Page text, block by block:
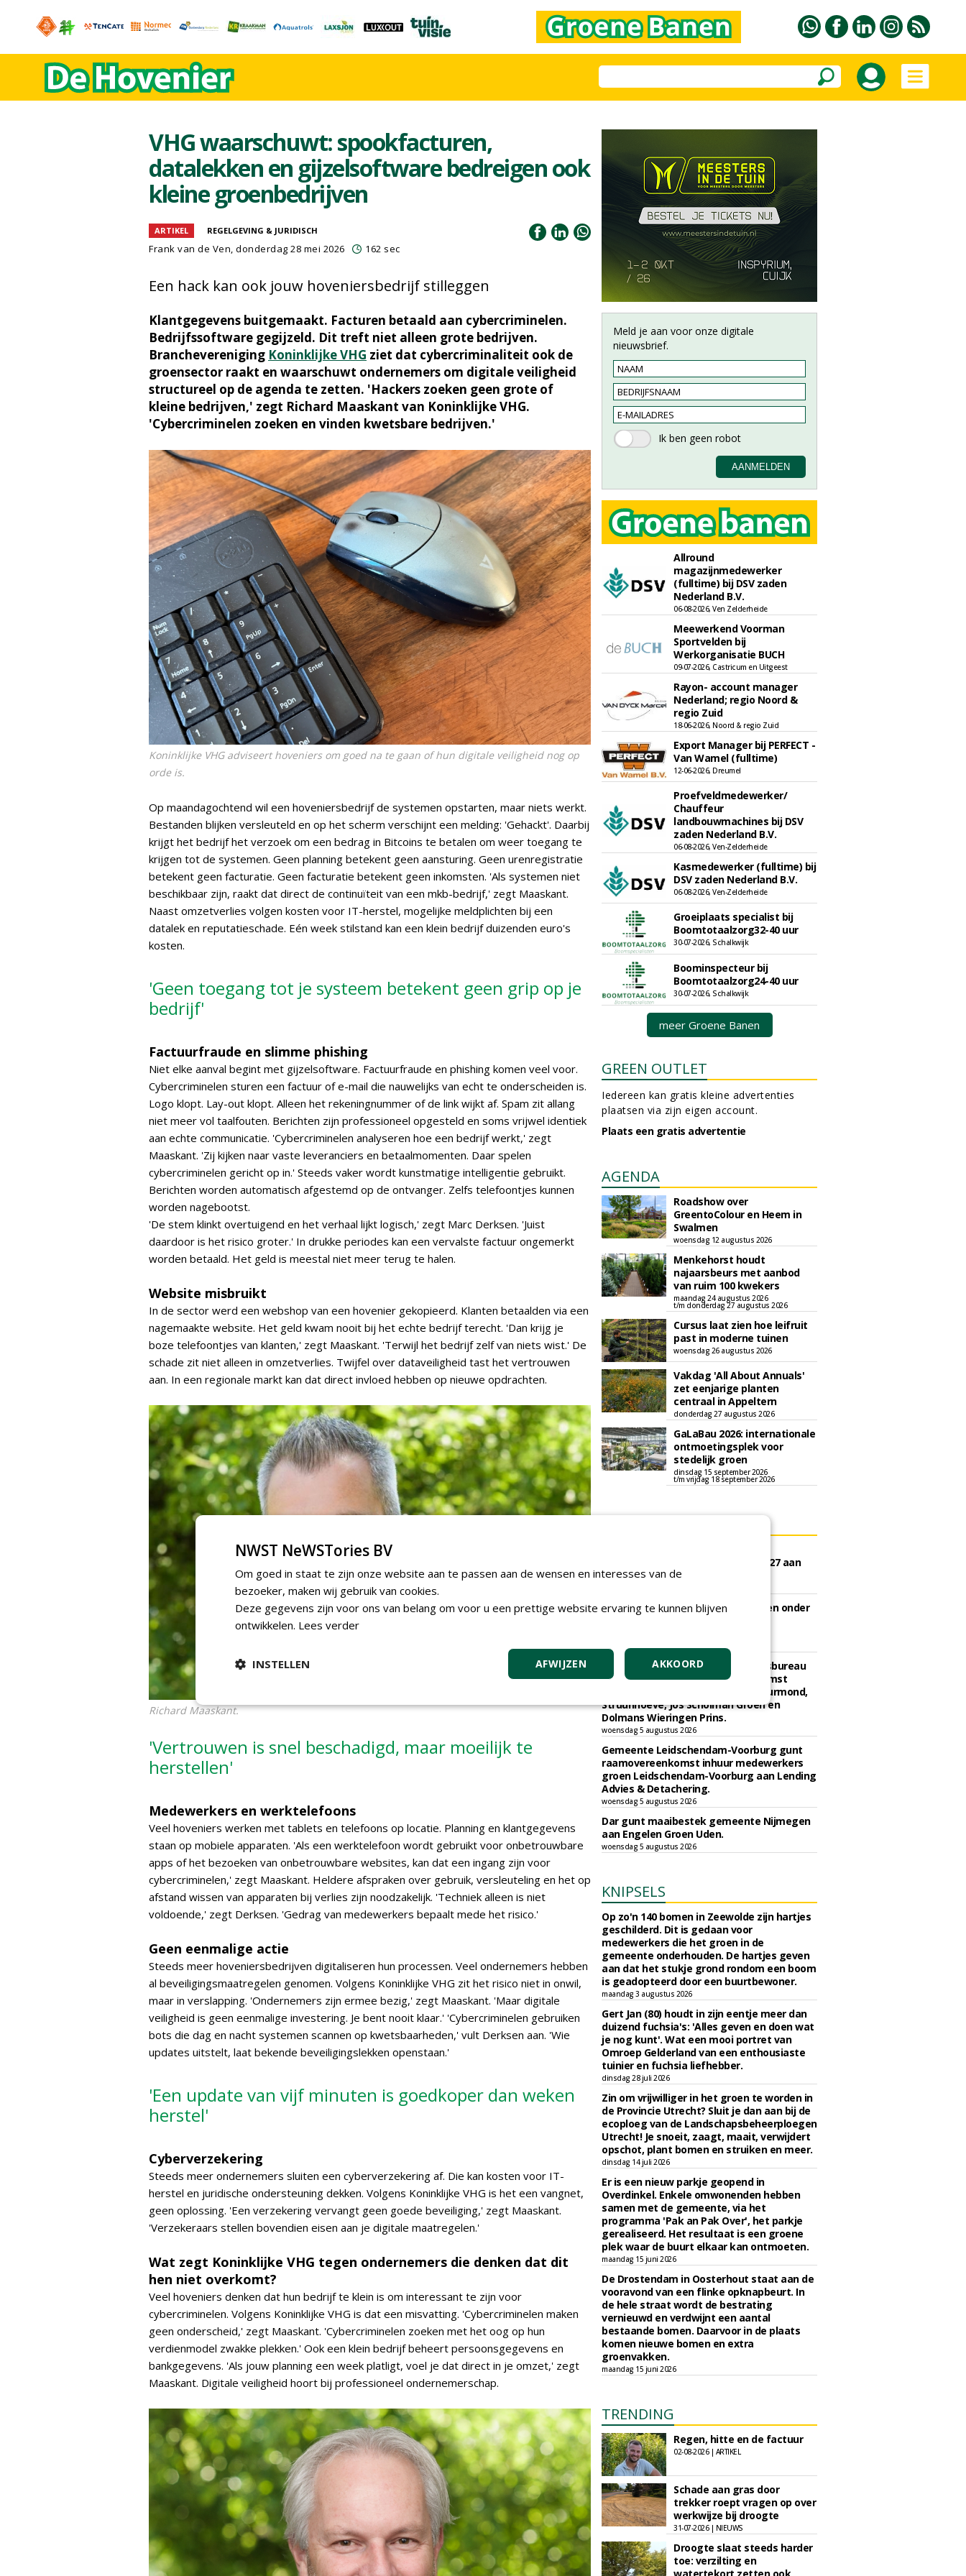
VHG waarschuwt: spookfacturen,
datalekken en gijzelsoftware bedreigen ook
kleine groenbedrijven
ARTIKEL REGELGEVING & JURIDISCH
Frank van de Ven, donderdag 28 mei 2026 162 sec
Een hack kan ook jouw hoveniersbedrijf stilleggen
Klantgegevens buitgemaakt. Facturen betaald aan cybercriminelen.
Bedrijfssoftware gegijzeld. Dit treft niet alleen grote bedrijven.
Branchevereniging Koninklijke VHG ziet dat cybercriminaliteit ook de
groensector raakt en waarschuwt ondernemers om digitale veiligheid
structureel op de agenda te zetten. 'Hackers zoeken geen grote of
kleine bedrijven,' zegt Richard Maaskant van Koninklijke VHG.
'Cybercriminelen zoeken en vinden kwetsbare bedrijven.'
Koninklijke VHG adviseert hoveniers om goed na te gaan of hun digitale veiligheid nog op
orde is.
Op maandagochtend wil een hoveniersbedrijf de systemen opstarten, maar niets werkt.
Bestanden blijken versleuteld en op het scherm verschijnt een melding: 'Gehackt'. Daarbij
krijgt het bedrijf het verzoek om een bedrag in Bitcoins te betalen om weer toegang te
krijgen tot de systemen. Geen planning betekent geen aansturing. Geen urenregistratie
betekent geen facturatie. Geen facturatie betekent geen inkomsten. 'Als systemen niet
beschikbaar zijn, raakt dat direct de continuïteit van een mkb-bedrijf,' zegt Maaskant.
Naast omzetverlies volgen kosten voor IT-herstel, mogelijke meldplichten bij een
datalek en reputatieschade. Eén week stilstand kan een klein bedrijf duizenden euro's
kosten.
'Geen toegang tot je systeem betekent geen grip op je
bedrijf'
Factuurfraude en slimme phishing
Niet elke aanval begint met gijzelsoftware. Factuurfraude en phishing komen veel voor.
Cybercriminelen sturen een factuur of e-mail die nauwelijks van echt te onderscheiden is.
Logo klopt. Lay-out klopt. Alleen het rekeningnummer of de link wijkt af. Spam zit allang
niet meer vol taalfouten. Berichten zijn professioneel opgesteld en soms vrijwel identiek
aan echte communicatie. 'Cybercriminelen analyseren hoe een bedrijf werkt,' zegt
Maaskant. 'Zij kijken naar vaste leveranciers en betaalmomenten. Daar spelen
cybercriminelen gericht op in.' Steeds vaker wordt kunstmatige intelligentie gebruikt.
Berichten worden automatisch afgestemd op de ontvanger. Zelfs telefoontjes kunnen
worden nagebootst.
'De stem klinkt overtuigend en het verhaal lijkt logisch,' zegt Marc Derksen. 'Juist
daardoor is het risico groter.' In drukke periodes kan een vervalste factuur ongemerkt
worden betaald. Het geld is meestal niet meer terug te halen.
Website misbruikt
In de sector werd een webshop van een hovenier gekopieerd. Klanten betaalden via een
nagemaakte website. Het geld kwam nooit bij het echte bedrijf terecht. 'Dan krijg je
boze telefoontjes van klanten,' zegt Maaskant. 'Terwijl het bedrijf zelf van niets wist.' De
schade zit niet alleen in omzetverlies. Twijfel over dataveiligheid tast het vertrouwen
aan. In een regionale markt kan dat direct invloed hebben op nieuwe opdrachten.
Richard Maaskant.
'Vertrouwen is snel beschadigd, maar moeilijk te
herstellen'
Medewerkers en werktelefoons
Veel hoveniers werken met tablets en telefoons op locatie. Planning en klantgegevens
staan op mobiele apparaten. 'Als een werktelefoon wordt gebruikt voor onbetrouwbare
apps of het bezoeken van onbetrouwbare websites, kan dat een ingang zijn voor
cybercriminelen,' zegt Maaskant. Heldere afspraken over gebruik, versleuteling en het op
afstand wissen van apparaten bij verlies zijn noodzakelijk. 'Techniek alleen is niet
voldoende,' zegt Derksen. 'Gedrag van medewerkers bepaalt mede het risico.'
Geen eenmalige actie
Steeds meer hoveniersbedrijven digitaliseren hun processen. Veel ondernemers hebben
al beveiligingsmaatregelen genomen. Volgens Koninklijke VHG zit het risico niet in onwil,
maar in verslapping. 'Ondernemers zijn ermee bezig,' zegt Maaskant. 'Maar digitale
veiligheid is geen eenmalige investering. Je bent nooit klaar.' 'Cybercriminelen gebruiken
bots die dag en nacht systemen scannen op kwetsbaarheden,' vult Derksen aan. 'Wie
updates uitstelt, laat bekende beveiligingslekken openstaan.'
'Een update van vijf minuten is goedkoper dan weken
herstel'
Cyberverzekering
Steeds meer ondernemers sluiten een cyberverzekering af. Die kan kosten voor IT-
herstel en juridische ondersteuning dekken. Volgens Koninklijke VHG is het een vangnet,
geen oplossing. 'Een verzekering vervangt geen goede beveiliging,' zegt Maaskant.
'Verzekeraars stellen bovendien eisen aan je digitale maatregelen.'
Wat zegt Koninklijke VHG tegen ondernemers die denken dat dit
hen niet overkomt?
Veel hoveniers denken dat hun bedrijf te klein is om interessant te zijn voor
cybercriminelen. Volgens Koninklijke VHG is dat een misvatting. 'Cybercriminelen maken
geen onderscheid,' zegt Maaskant. 'Cybercriminelen zoeken met het oog op hun
verdienmodel zwakke plekken.' Ook een klein bedrijf beheert persoonsgegevens en
bankgegevens. 'Als jouw planning een week platligt, voel je dat direct in je omzet,' zegt
Maaskant. Digitale veiligheid hoort bij professioneel ondernemerschap.
Meld je aan voor onze digitale
nieuwsbrief.
Allround
magazijnmedewerker
(fulltime) bij DSV zaden
Nederland B.V.
06-08-2026, Ven Zelderheide
Meewerkend Voorman
Sportvelden bij
Werkorganisatie BUCH
09-07-2026, Castricum en Uitgeest
Rayon- account manager
Nederland; regio Noord &
regio Zuid
18-06-2026, Noord & regio Zuid
Export Manager bij PERFECT -
Van Wamel (fulltime)
12-06-2026, Dreumel
Proefveldmedewerker/
Chauffeur
landbouwmachines bij DSV
zaden Nederland B.V.
06-08-2026, Ven-Zelderheide
Kasmedewerker (fulltime) bij
DSV zaden Nederland B.V.
06-08-2026, Ven-Zelderheide
Groeiplaats specialist bij
Boomtotaalzorg32-40 uur
30-07-2026, Schalkwijk
Boominspecteur bij
Boomtotaalzorg24-40 uur
30-07-2026, Schalkwijk
meer Groene Banen
GREEN OUTLET
Iedereen kan gratis kleine advertenties
plaatsen via zijn eigen account.
Plaats een gratis advertentie
AGENDA
Roadshow over
GreentoColour en Heem in
Swalmen
woensdag 12 augustus 2026
Menkehorst houdt
najaarsbeurs met aanbod
van ruim 100 kwekers
maandag 24 augustus 2026
t/m donderdag 27 augustus 2026
Cursus laat zien hoe leifruit
past in moderne tuinen
woensdag 26 augustus 2026
Vakdag 'All About Annuals'
zet eenjarige planten
centraal in Appeltern
donderdag 27 augustus 2026
GaLaBau 2026: internationale
ontmoetingsplek voor
stedelijk groen
dinsdag 15 september 2026
t/m vrijdag 18 september 2026
maaibestek watergangen 2026-2027 aan
Verhart Groen en Jaro.
Irado gunt schoffelwerkzaamheden onder
woensdag 5 augustus 2026
Gemeente Amsterdam, Ingenieursbureau
gunt AI 2024-0210 raamovereenkomst
ecologisch beheer aan De Jong Zuurmond,
Struunhoeve, Jos Scholman Groen en
Dolmans Wieringen Prins.
woensdag 5 augustus 2026
Gemeente Leidschendam-Voorburg gunt
raamovereenkomst inhuur medewerkers
groen Leidschendam-Voorburg aan Lending
Advies & Detachering.
woensdag 5 augustus 2026
Dar gunt maaibestek gemeente Nijmegen
aan Engelen Groen Uden.
woensdag 5 augustus 2026
KNIPSELS
Op zo'n 140 bomen in Zeewolde zijn hartjes
geschilderd. Dit is gedaan voor
medewerkers die het groen in de
gemeente onderhouden. De hartjes geven
aan dat het stukje grond rondom een boom
is geadopteerd door een buurtbewoner.
maandag 3 augustus 2026
Gert Jan (80) houdt in zijn eentje meer dan
duizend fuchsia's: 'Alles geven en doen wat
je nog kunt'. Wat een mooi portret van
Omroep Gelderland van een enthousiaste
tuinier en fuchsia liefhebber.
dinsdag 28 juli 2026
Zin om vrijwilliger in het groen te worden in
de Provincie Utrecht? Sluit je dan aan bij de
ecoploeg van de Landschapsbeheerploegen
Utrecht! Je snoeit, zaagt, maait, verwijdert
opschot, plant bomen en struiken en meer.
dinsdag 14 juli 2026
Er is een nieuw parkje geopend in
Overdinkel. Enkele omwonenden hebben
samen met de gemeente, via het
programma 'Pak an Pak Over', het parkje
gerealiseerd. Het resultaat is een groene
plek waar de buurt elkaar kan ontmoeten.
maandag 15 juni 2026
De Drostendam in Oosterhout staat aan de
vooravond van een flinke opknapbeurt. In
de hele straat wordt de bestrating
vernieuwd en verdwijnt een aantal
bestaande bomen. Daarvoor in de plaats
komen nieuwe bomen en extra
groenvakken.
maandag 15 juni 2026
TRENDING
Regen, hitte en de factuur
02-08-2026 | ARTIKEL
Schade aan gras door
trekker roept vragen op over
werkwijze bij droogte
31-07-2026 | NIEUWS
Droogte slaat steeds harder
toe: verzilting en
NWST NeWSTories BV
Om goed in staat te zijn onze website aan te passen aan de wensen en interesses van de
bezoeker, maken wij gebruik van cookies.
Deze gegevens zijn voor ons van belang om voor u een prettige website ervaring te kunnen blijven
ontwikkelen. Lees verder
AKKOORD
AFWIJZEN
INSTELLEN